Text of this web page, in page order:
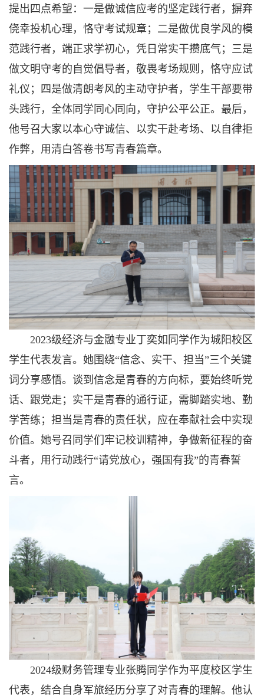
提出四点希望：一是做诚信应考的坚定践行者，摒弃
侥幸投机心理，恪守考试规章；二是做优良学风的模
范践行者，端正求学初心，凭日常实干攒底气；三是
做文明守考的自觉倡导者，敬畏考场规则，恪守应试
礼仪；四是做清朗考风的主动守护者，学生干部要带
头践行，全体同学同心同向，守护公平公正。最后，
他号召大家以本心守诚信、以实干赴考场、以自律拒
作弊，用清白答卷书写青春篇章。
2023级经济与金融专业丁奕如同学作为城阳校区
学生代表发言。她围绕“信念、实干、担当”三个关键
词分享感悟。谈到信念是青春的方向标，要始终听党
话、跟党走；实干是青春的通行证，需脚踏实地、勤
学苦练；担当是青春的责任状，应在奉献社会中实现
价值。她号召同学们牢记校训精神，争做新征程的奋
斗者，用行动践行“请党放心，强国有我”的青春誓
言。
2024级财务管理专业张腾同学作为平度校区学生
代表，结合自身军旅经历分享了对青春的理解。他认